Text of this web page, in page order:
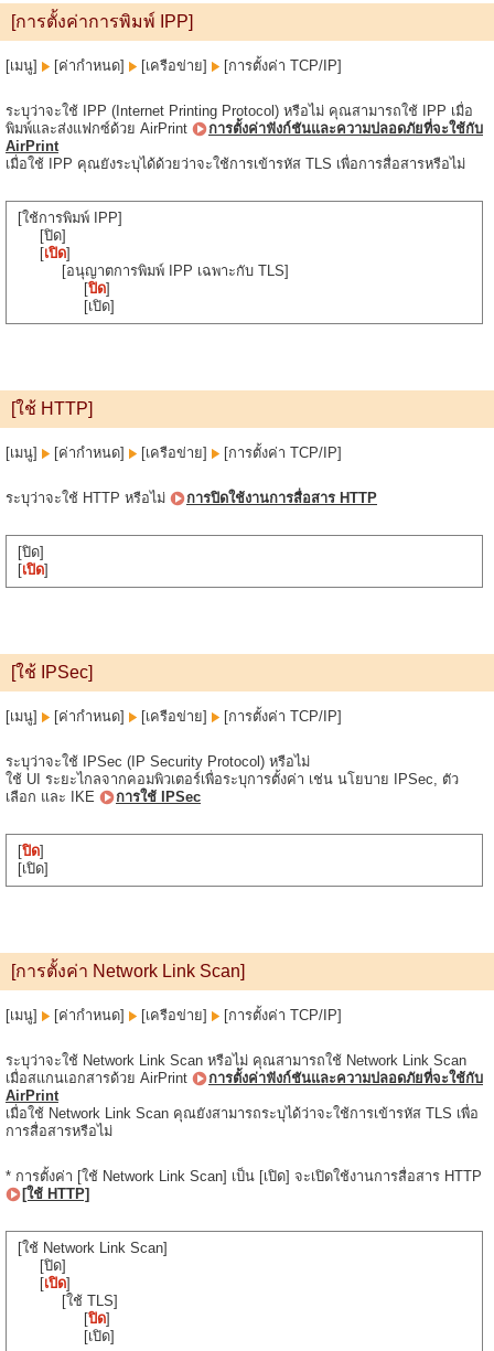
[การตั้งค่าการพิมพ์ IPP]
[เมนู] [ค่ากำหนด] [เครือข่าย] [การตั้งค่า TCP/IP]
ระบุว่าจะใช้ IPP (Internet Printing Protocol) หรือไม่ คุณสามารถใช้ IPP เมื่อ
พิมพ์และส่งแฟกซ์ด้วย AirPrint
การตั้งค่าฟังก์ชันและความปลอดภัยที่จะใช้กับ
AirPrint
เมื่อใช้ IPP คุณยังระบุได้ด้วยว่าจะใช้การเข้ารหัส TLS เพื่อการสื่อสารหรือไม่
[ใช้การพิมพ์ IPP]
[ปิด]
[เปิด]
[อนุญาตการพิมพ์ IPP เฉพาะกับ TLS]
[ปิด]
[เปิด]
[ใช้ HTTP]
[เมนู] [ค่ากำหนด] [เครือข่าย] [การตั้งค่า TCP/IP]
ระบุว่าจะใช้ HTTP หรือไม่ การปิดใช้งานการสื่อสาร HTTP
[ปิด]
[เปิด]
[ใช้ IPSec]
[เมนู] [ค่ากำหนด] [เครือข่าย] [การตั้งค่า TCP/IP]
ระบุว่าจะใช้ IPSec (IP Security Protocol) หรือไม่
ใช้ UI ระยะไกลจากคอมพิวเตอร์เพื่อระบุการตั้งค่า เช่น นโยบาย IPSec, ตัว
เลือก และ IKE
การใช้ IPSec
[ปิด]
[เปิด]
[การตั้งค่า Network Link Scan]
[เมนู] [ค่ากำหนด] [เครือข่าย] [การตั้งค่า TCP/IP]
ระบุว่าจะใช้ Network Link Scan หรือไม่ คุณสามารถใช้ Network Link Scan
เมื่อสแกนเอกสารด้วย AirPrint
การตั้งค่าฟังก์ชันและความปลอดภัยที่จะใช้กับ
AirPrint
เมื่อใช้ Network Link Scan คุณยังสามารถระบุได้ว่าจะใช้การเข้ารหัส TLS เพื่อ
การสื่อสารหรือไม่
* การตั้งค่า [ใช้ Network Link Scan] เป็น [เปิด] จะเปิดใช้งานการสื่อสาร HTTP
[ใช้ HTTP]
[ใช้ Network Link Scan]
[ปิด]
[เปิด]
[ใช้ TLS]
[ปิด]
[เปิด]